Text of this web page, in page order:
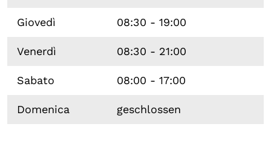
Giovedì 08:30 - 19:00
Venerdì 08:30 - 21:00
Sabato 08:00 - 17:00
Domenica geschlossen